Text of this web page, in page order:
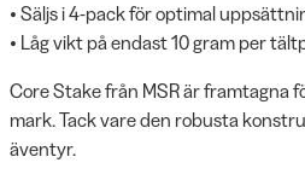
• Säljs i 4-pack för optimal
• Låg vikt på endast 10 gram per
Core Stake från MSR är framtagna
mark. Tack vare den robusta
äventyr.